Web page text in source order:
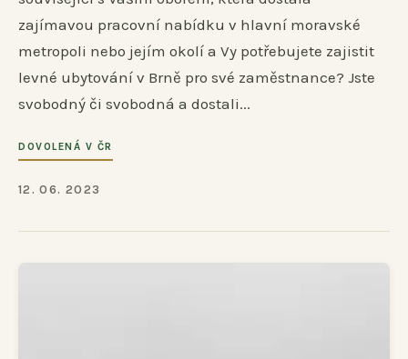
zajímavou pracovní nabídku v hlavní moravské
metropoli nebo jejím okolí a Vy potřebujete zajistit
levné ubytování v Brně pro své zaměstnance? Jste
svobodný či svobodná a dostali...
DOVOLENÁ V ČR
12. 06. 2023